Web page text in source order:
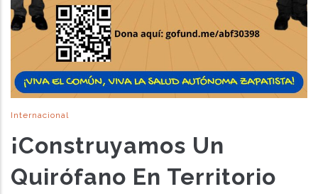
Internacional
¡Construyamos Un
Quirófano En Territorio